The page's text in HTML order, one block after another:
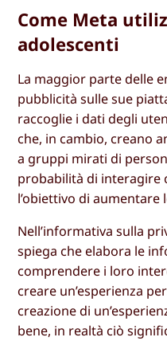
Come Meta
adolescenti
La maggior parte delle
pubblicità sulle sue
raccoglie i dati degli
che, in cambio, creano
a gruppi mirati di
probabilità di interagire
l’obiettivo di aumentare
Nell’informativa sulla
spiega che elabora le
comprendere i loro
creare un’esperienza
creazione di
bene, in realtà ciò